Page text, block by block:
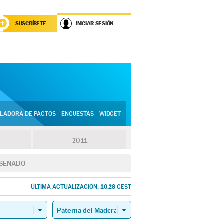
SUSCRÍBETE INICIAR SESIÓN
DE PACTOS ENCUESTAS WIDGET
2011
ÚLTIMA ACTUALIZACIÓN: 10.28 CEST